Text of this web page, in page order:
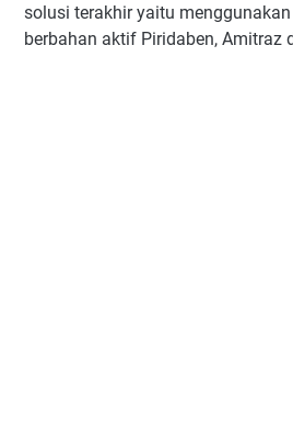
solusi terakhir yaitu
berbahan aktif Piridaben, Amitraz